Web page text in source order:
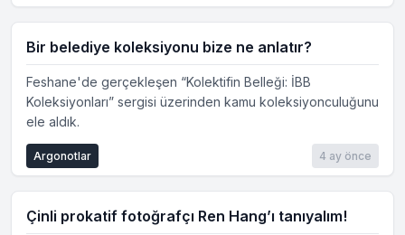
Bir belediye koleksiyonu bize ne anlatır?
Feshane'de gerçekleşen “Kolektifin Belleği: İBB
Koleksiyonları” sergisi üzerinden kamu koleksiyonculuğunu
ele aldık.
4 ay önce
Argonotlar
Çinli prokatif fotoğrafçı Ren Hang’ı tanıyalım!